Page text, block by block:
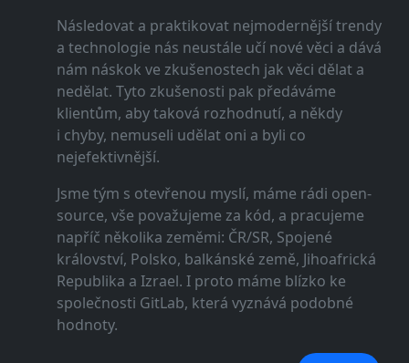
Následovat a praktikovat nejmodernější trendy
a technologie nás neustále učí nové věci a dává
nám náskok ve zkušenostech jak věci dělat a
nedělat. Tyto zkušenosti pak předáváme
klientům, aby taková rozhodnutí, a někdy
i chyby, nemuseli udělat oni a byli co
nejefektivnější.
Jsme tým s otevřenou myslí, máme rádi open-
source, vše považujeme za kód, a pracujeme
napříč několika zeměmi: ČR/SR, Spojené
království, Polsko, balkánské země, Jihoafrická
Republika a Izrael. I proto máme blízko ke
společnosti GitLab, která vyznává podobné
hodnoty.